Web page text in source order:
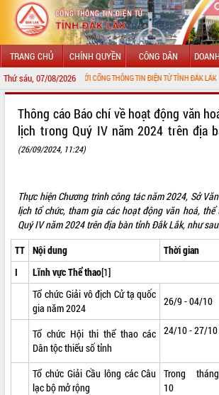
TRANG CHỦ CHÍNH QUYỀN CÔNG DÂN
Thứ sáu, 07/08/2026
MỪNG ĐẾN VỚI CỔNG THÔNG TIN ĐIỆN TỬ TỈNH ĐẮK LẮK
LÃNH ĐẠO UBND TỈNH
SỞ, BAN, NGÀNH
UBND CÁC XÃ, PHƯỜNG
THÔNG TIN CHỈ ĐẠO ĐIỀU HÀNH
HỆ THỐNG VĂN BẢN
VĂN BẢN HĐND TỈNH
ĐIỂM TIN VĂN BẢN
QUY HOẠCH - KẾ HOẠCH
Thông cáo Báo chí về hoạt động văn
lịch trong Quý IV năm 2024 trên địa
(26/09/2024, 11:24)
Thực hiện Chương trình công tác năm 2024, Sở
lịch tổ chức, tham gia các hoạt động văn hoá,
Quý IV năm 2024 trên địa bàn tỉnh Đắk Lắk, như
TT
Nội dung Thời gian
I
Lĩnh vực Thể thao[1]
Tổ chức Giải vô địch Cử tạ quốc
gia năm 2024
26/9 - 04/10
Tổ chức Hội thi thể thao các
Dân tộc thiểu số tỉnh
24/10 - 27/10
Tổ chức Giải Cầu lông các Câu
lạc bộ mở rộng
Trong tháng
10